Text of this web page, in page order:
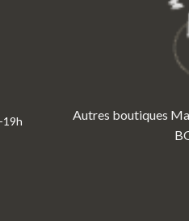
19h Autres boutiques